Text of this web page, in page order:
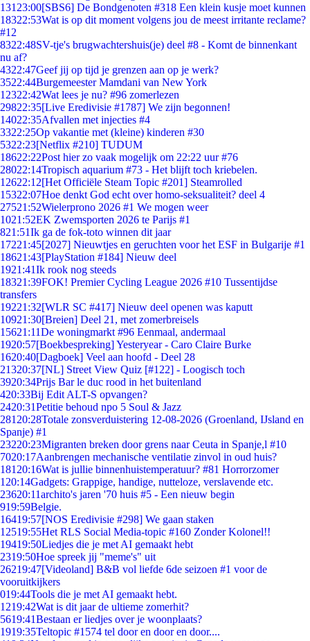
131 23:00[SBS6] De Bondgenoten #318 Een klein kusje moet kunnen
18322:53Wat is op dit moment volgens jou de meest irritante reclame?
#12
8322:48SV-tje's brugwachtershuis(je) deel #8 - Komt de binnenkant
nu af?
4322:47Geef jij op tijd je grenzen aan op je werk?
3522:44Burgemeester Mamdani van New York
12322:42Wat lees je nu? #96 zomerlezen
29822:35[Live Eredivisie #1787] We zijn begonnen!
14022:35Afvallen met injecties #4
3322:25Op vakantie met (kleine) kinderen #30
5322:23[Netflix #210] TUDUM
18622:22Post hier zo vaak mogelijk om 22:22 uur #76
28022:14Tropisch aquarium #73 - Het blijft toch kriebelen.
12622:12[Het Officiële Steam Topic #201] Steamrolled
15322:07Hoe denkt God echt over homo-seksualiteit? deel 4
27521:52Wielerprono 2026 #1 We mogen weer
1021:52EK Zwemsporten 2026 te Parijs #1
821:51Ik ga de fok-toto winnen dit jaar
17221:45[2027] Nieuwtjes en geruchten voor het ESF in Bulgarije #1
18621:43[PlayStation #184] Nieuw deel
1921:41Ik rook nog steeds
18321:39FOK! Premier Cycling League 2026 #10 Tussentijdse
transfers
19221:32[WLR SC #417] Nieuw deel openen was kaputt
10921:30[Breien] Deel 21, met zomerbreisels
15621:11De woningmarkt #96 Eenmaal, andermaal
1920:57[Boekbespreking] Yesteryear - Caro Claire Burke
1620:40[Dagboek] Veel aan hoofd - Deel 28
21320:37[NL] Street View Quiz [#122] - Loogisch toch
3920:34Prijs Bar le duc rood in het buitenland
420:33Bij Edit ALT-S opvangen?
2420:31Petitie behoud npo 5 Soul & Jazz
281 20:28Totale zonsverduistering 12-08-2026 (Groenland, IJsland en
Spanje) #1
23220:23Migranten breken door grens naar Ceuta in Spanje,l #10
7020:17Aanbrengen mechanische ventilatie zinvol in oud huis?
181 20:16Wat is jullie binnenhuistemperatuur? #81 Horrorzomer
1 20:14Gadgets: Grappige, handige, nutteloze, verslavende etc.
23620:11archito's jaren '70 huis #5 - Een nieuw begin
919:59Belgie.
16419:57[NOS Eredivisie #298] We gaan staken
12519:55Het RLS Social Media-topic #160 Zonder Kolonel!!
19419:50Liedjes die je met AI gemaakt hebt
2319:50Hoe spreek jij "meme's" uit
26219:47[Videoland] B&B vol liefde 6de seizoen #1 voor de
vooruitkijkers
019:44Tools die je met AI gemaakt hebt.
1219:42Wat is dit jaar de ultieme zomerhit?
5619:41Bestaan er liedjes over je woonplaats?
1919:35Teltopic #1574 tel door en door en door....